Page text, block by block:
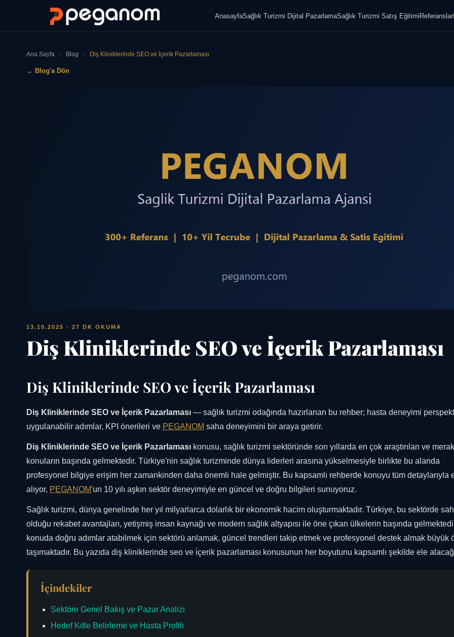
AnasayfaSağlık Turizmi Dijital PazarlamaSağlık Turizmi Satış EğitimiReferanslar
Ana Sayfa › Blog › Diş Kliniklerinde SEO ve İçerik Pazarlaması
← Blog'a Dön
13.10.2025 · 27 DK OKUMA
Diş Kliniklerinde SEO ve İçerik Pazarlaması
Diş Kliniklerinde SEO ve İçerik Pazarlaması
Diş Kliniklerinde SEO ve İçerik Pazarlaması — sağlık turizmi odağında hazırlanan bu rehber; hasta deneyimi
uygulanabilir adımlar, KPI önerileri ve PEGANOM saha deneyimini bir araya getirir.
Diş Kliniklerinde SEO ve İçerik Pazarlaması konusu, sağlık turizmi sektöründe son yıllarda en çok araştırılan ve
konuların başında gelmektedir. Türkiye'nin sağlık turizminde dünya liderleri arasına yükselmesiyle birlikte bu alanda
profesyonel bilgiye erişim her zamankinden daha önemli hale gelmiştir. Bu kapsamlı rehberde konuyu tüm detaylarıyla
alıyor, PEGANOM'un 10 yılı aşkın sektör deneyimiyle en güncel ve doğru bilgileri sunuyoruz.
Sağlık turizmi, dünya genelinde her yıl milyarlarca dolarlık bir ekonomik hacim oluşturmaktadır. Türkiye, bu sektörde
olduğu rekabet avantajları, yetişmiş insan kaynağı ve modern sağlık altyapısı ile öne çıkan ülkelerin başında
konuda doğru adımlar atabilmek için sektörü anlamak, güncel trendleri takip etmek ve profesyonel destek almak büyük
taşımaktadır. Bu yazıda diş kliniklerinde seo ve i̇çerik pazarlaması konusunun her boyutunu kapsamlı şekilde ele
İçindekiler
Sektöre Genel Bakış ve Pazar Analizi
Hedef Kitle Belirleme ve Hasta Profili